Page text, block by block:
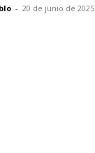
- 20 de junio de 2025